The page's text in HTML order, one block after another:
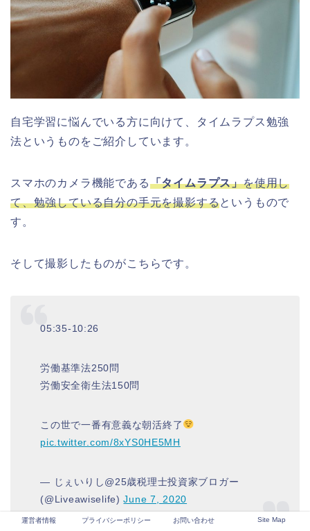
自宅学習に悩んでいる方に向けて、タイムラプス勉強
法というものをご紹介しています。
スマホのカメラ機能である「タイムラプス」を使用し
て、勉強している自分の手元を撮影するというもので
す。
そして撮影したものがこちらです。
05:35-10:26
労働基準法250問
労働安全衛生法150問
この世で一番有意義な朝活終了
pic.twitter.com/8xYS0HE5MH
— じぇいりし@25歳税理士投資家ブロガー
(@Liveawiselife)June 7, 2020
運営者情報 プライバシーポリシー お問い合わせ Site Map